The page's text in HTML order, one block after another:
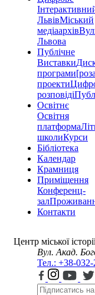
ЛьвівМіський
медіаархів
Львова
Публічне
Виставки
програми
проекти
розповіді
Освітнє
Освітня
платформа
школиКурси
Бібліотека
Календар
Крамниця
Приміщення
Конференц-
зал
Контакти
Центр міської
Вул. Акад.
Тел.: +38-